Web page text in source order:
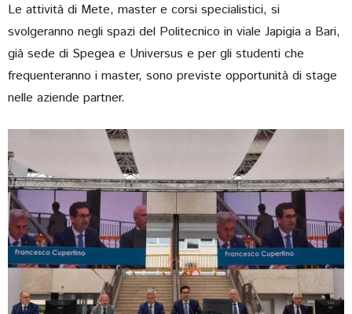
Le attività di Mete, master e corsi specialistici, si
svolgeranno negli spazi del Politecnico in viale Japigia a Bari,
già sede di Spegea e Universus e per gli studenti che
frequenteranno i master, sono previste opportunità di stage
nelle aziende partner.